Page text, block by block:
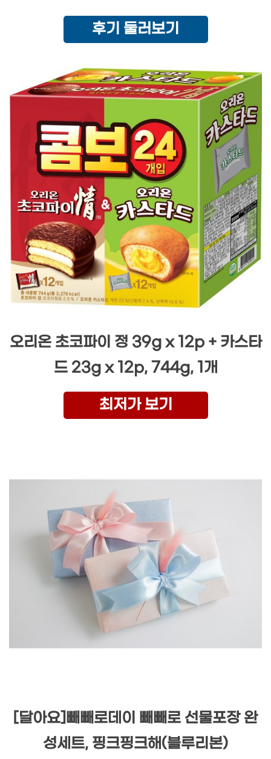
후기 둘러보기
오리온 초코파이 정 39g x 12p + 카스타
드 23g x 12p, 744g, 1개
최저가 보기
[달아요]빼빼로데이 빼빼로 선물포장 완
성세트, 핑크핑크해(블루리본)